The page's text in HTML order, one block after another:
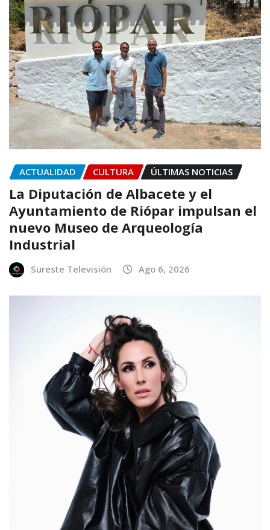
ACTUALIDAD CULTURA ÚLTIMAS NOTICIAS
La Diputación de Albacete y el
Ayuntamiento de Riópar impulsan el
nuevo Museo de Arqueología
Industrial
Sureste Televisión Ago 6, 2026